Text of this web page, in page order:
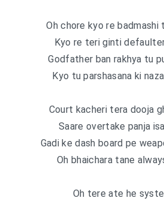
Oh chore kyo re badmashi
Kyo re teri ginti
Godfather ban rakhya tu
Kyo tu parshasana ki
Court kacheri tera dooja
Saare overtake panja
Gadi ke dash board pe
Oh bhaichara tane
Oh tere ate he